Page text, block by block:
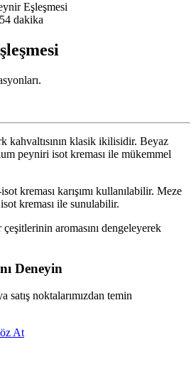
Eşleşmesi
4 dakika
kahvaltısının klasik ikilisidir. Beyaz
peyniri isot kreması ile mükemmel
kreması karışımı kullanılabilir. Meze
kreması ile sunulabilir.
aromasını dengeleyerek
Deneyin
satış noktalarımızdan temin
At